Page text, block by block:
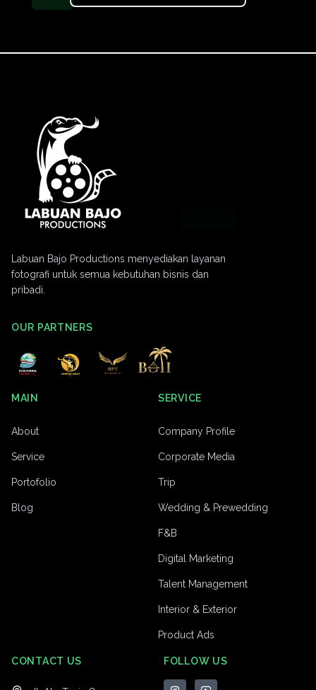
Labuan Bajo Productions menyediakan layanan
fotografi untuk semua kebutuhan bisnis dan
pribadi.
OUR PARTNERS
MAIN
About
Service
Portofolio
Blog
SERVICE
Company Profile
Corporate Media
Trip
Wedding & Prewedding
F&B
Digital Marketing
Talent Management
Interior & Exterior
Product Ads
CONTACT US FOLLOW US